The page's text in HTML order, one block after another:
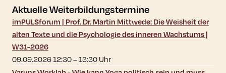
Aktuelle Weiterbildungstermine
imPULSforum | Prof. Dr. Martin Mittwede: Die Weisheit der
alten Texte und die Psychologie des inneren Wachstums |
W31-2026
09.09.2026 12:30–13:30Uhr